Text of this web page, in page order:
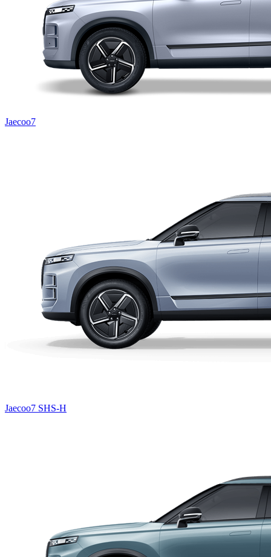
Jaecoo7
Jaecoo7 SHS-H